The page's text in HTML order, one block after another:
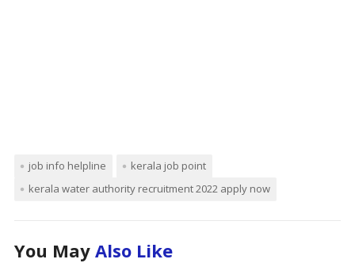
job info helpline
kerala job point
kerala water authority recruitment 2022 apply now
You May Also Like